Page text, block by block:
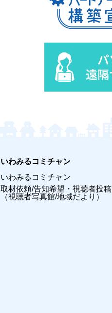
いわみるコミチャン
いわみるコミチャン
取材依頼/告知希望・視聴者投稿
（視聴者写真館/地域だより）